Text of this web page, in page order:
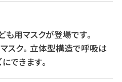
も用マスクが登場です。
スク。立体型構造で呼吸は
できます。